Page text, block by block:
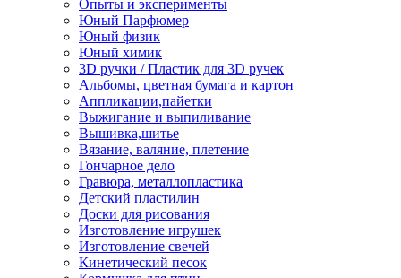
Опыты и эксперименты
Юный Парфюмер
Юный физик
Юный химик
3D ручки / Пластик для 3D ручек
Альбомы, цветная бумага и картон
Аппликации,пайетки
Выжигание и выпиливание
Вышивка,шитье
Вязание, валяние, плетение
Гончарное дело
Гравюра, металлопластика
Детский пластилин
Доски для рисования
Изготовление игрушек
Изготовление свечей
Кинетический песок